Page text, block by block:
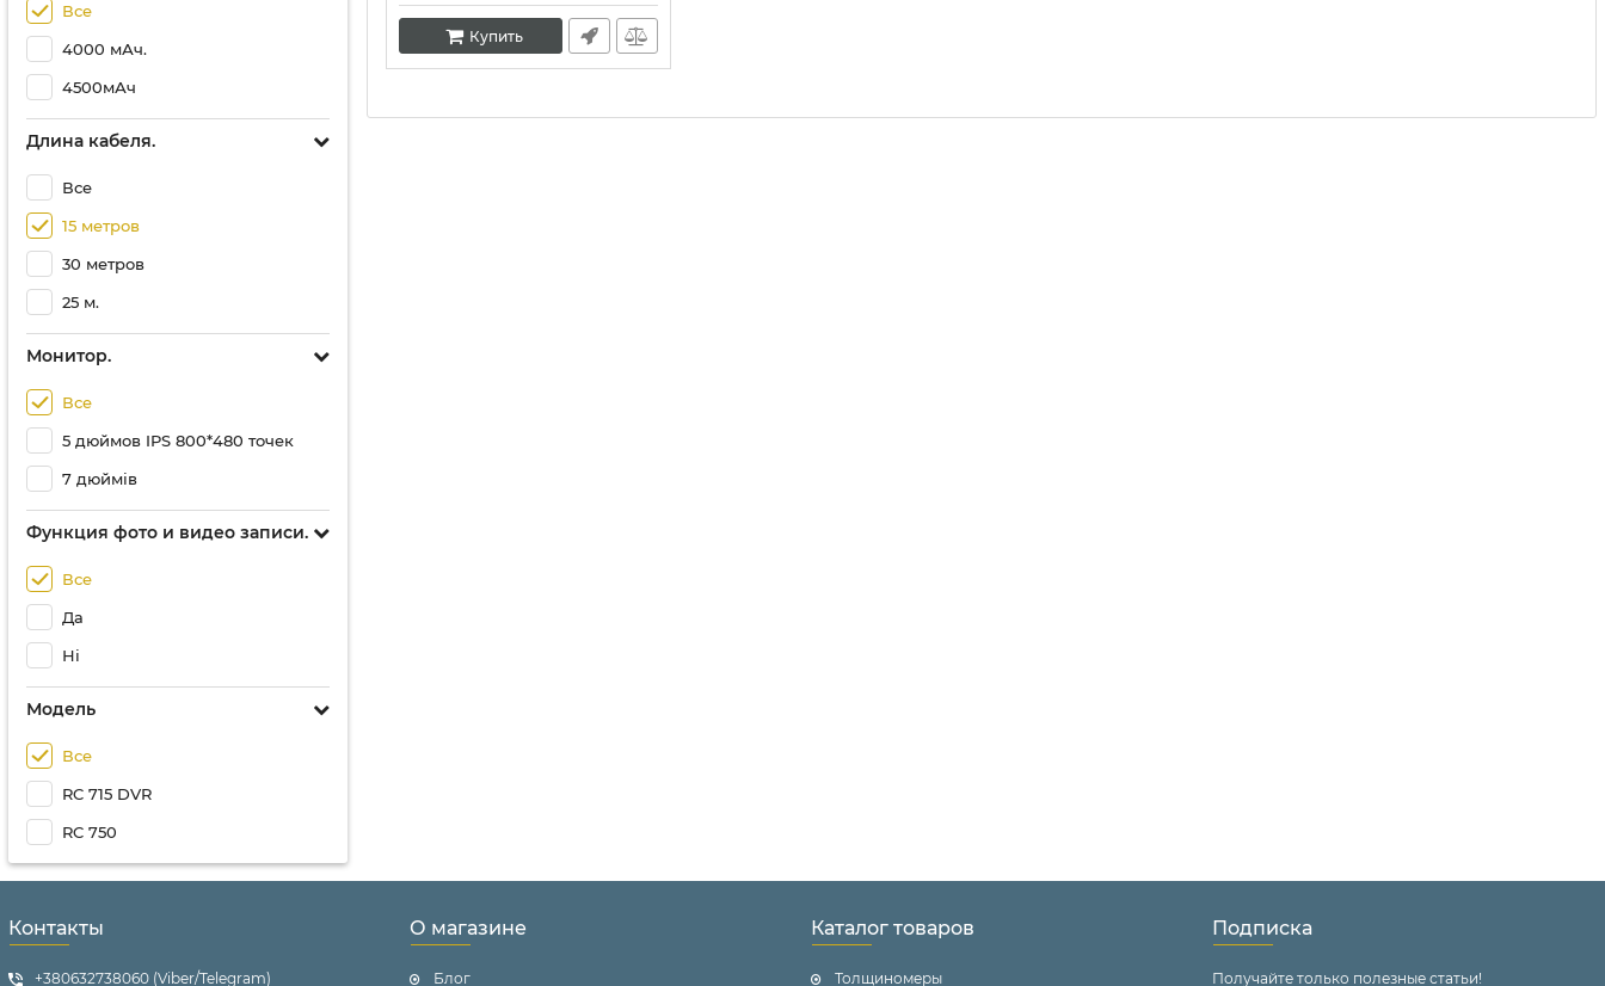
Все
4000 мАч.
4500мАч
Длина кабеля.
Все
15 метров
30 метров
25 м.
Монитор.
Все
5 дюймов IPS 800*480 точек
7 дюймів
Функция фото и видео записи.
Все
Да
Ні
Модель
Все
RC 715 DVR
RC 750
Купить
Контакты
+380632738060 (Viber/Telegram)
О магазине
Блог
Каталог товаров
Толщиномеры
Подписка
Получайте только полезные статьи!